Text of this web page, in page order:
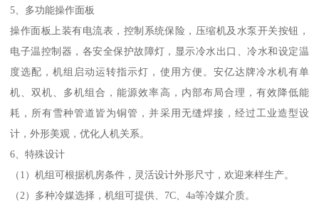
5、多功能操作面板
操作面板上装有电流表，控制系统保险，压缩机及水泵开关按钮，
电子温控制器，各安全保护故障灯，显示冷水出口、冷水和设定温
度选配，机组启动运转指示灯，使用方便。安亿达牌冷水机有单
机、双机、多机组合，能源效率高，内部布局合理，有效降低能
耗，所有雪种管道皆为铜管，并采用无缝焊接，经过工业造型设
计，外形美观，优化人机关系。
6、特殊设计
（1）机组可根据机房条件，灵活设计外形尺寸，欢迎来样生产。
（2）多种冷媒选择，机组可提供、7C、4a等冷媒介质。